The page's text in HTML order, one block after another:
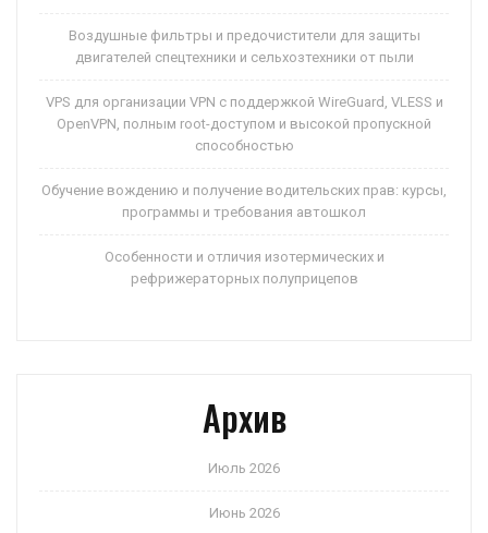
Воздушные фильтры и предочистители для защиты
двигателей спецтехники и сельхозтехники от пыли
VPS для организации VPN с поддержкой WireGuard, VLESS и
OpenVPN, полным root-доступом и высокой пропускной
способностью
Обучение вождению и получение водительских прав: курсы,
программы и требования автошкол
Особенности и отличия изотермических и
рефрижераторных полуприцепов
Архив
Июль 2026
Июнь 2026